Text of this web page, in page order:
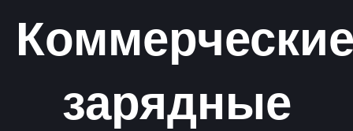
зарядные